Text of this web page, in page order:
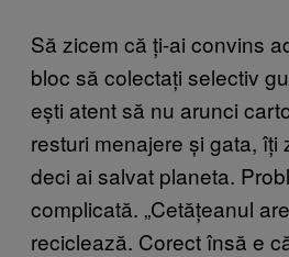
Să zicem că ți-ai convins
bloc să colectați selectiv
ești atent să nu arunci
resturi menajere și gata, îți
deci ai salvat planeta.
complicată. „Cetățeanul
reciclează. Corect însă e